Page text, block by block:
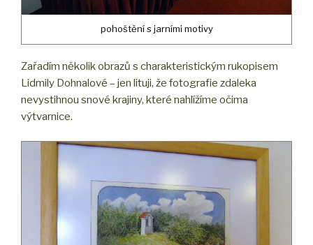
pohoštění s jarními motivy
Zařadím několik obrazů s charakteristickým rukopisem
Lidmily Dohnalové – jen lituji, že fotografie zdaleka
nevystihnou snové krajiny, které nahlížíme očima
výtvarnice.